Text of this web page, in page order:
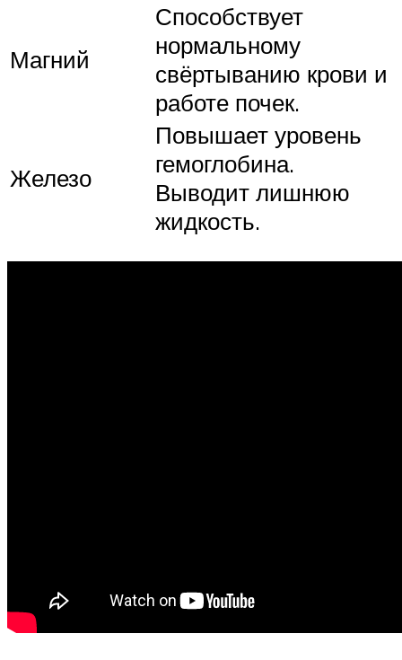
Магний
Способствует
нормальному
свёртыванию крови и
работе почек.
Железо
Повышает уровень
гемоглобина.
Выводит лишнюю
жидкость.